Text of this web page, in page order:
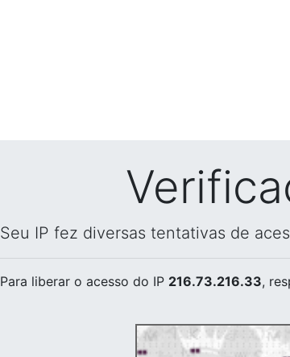
Seu IP fez diversas tentativas de
Para liberar o acesso do IP 216.73.216.33,